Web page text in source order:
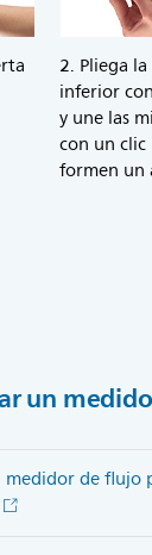
2. Pliega
inferior
y une las
con un
formen un
un
de flujo